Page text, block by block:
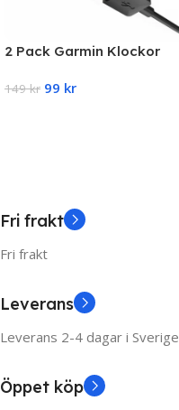
2 Pack Garmin Klockor
Universal
149kr 99 kr
Fri frakt
Fri frakt
Leverans
Leverans 2-4 dagar i Sverige
Öppet köp